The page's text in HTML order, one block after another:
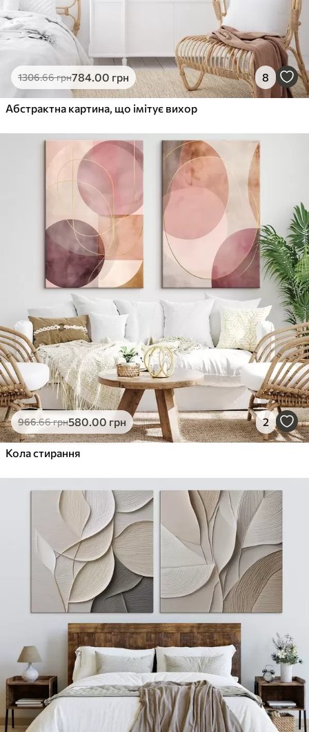
1306.66грн784.00 грн 8
Абстрактна картина, що імітує вихор
966.66грн580.00 грн 2
Кола стирання